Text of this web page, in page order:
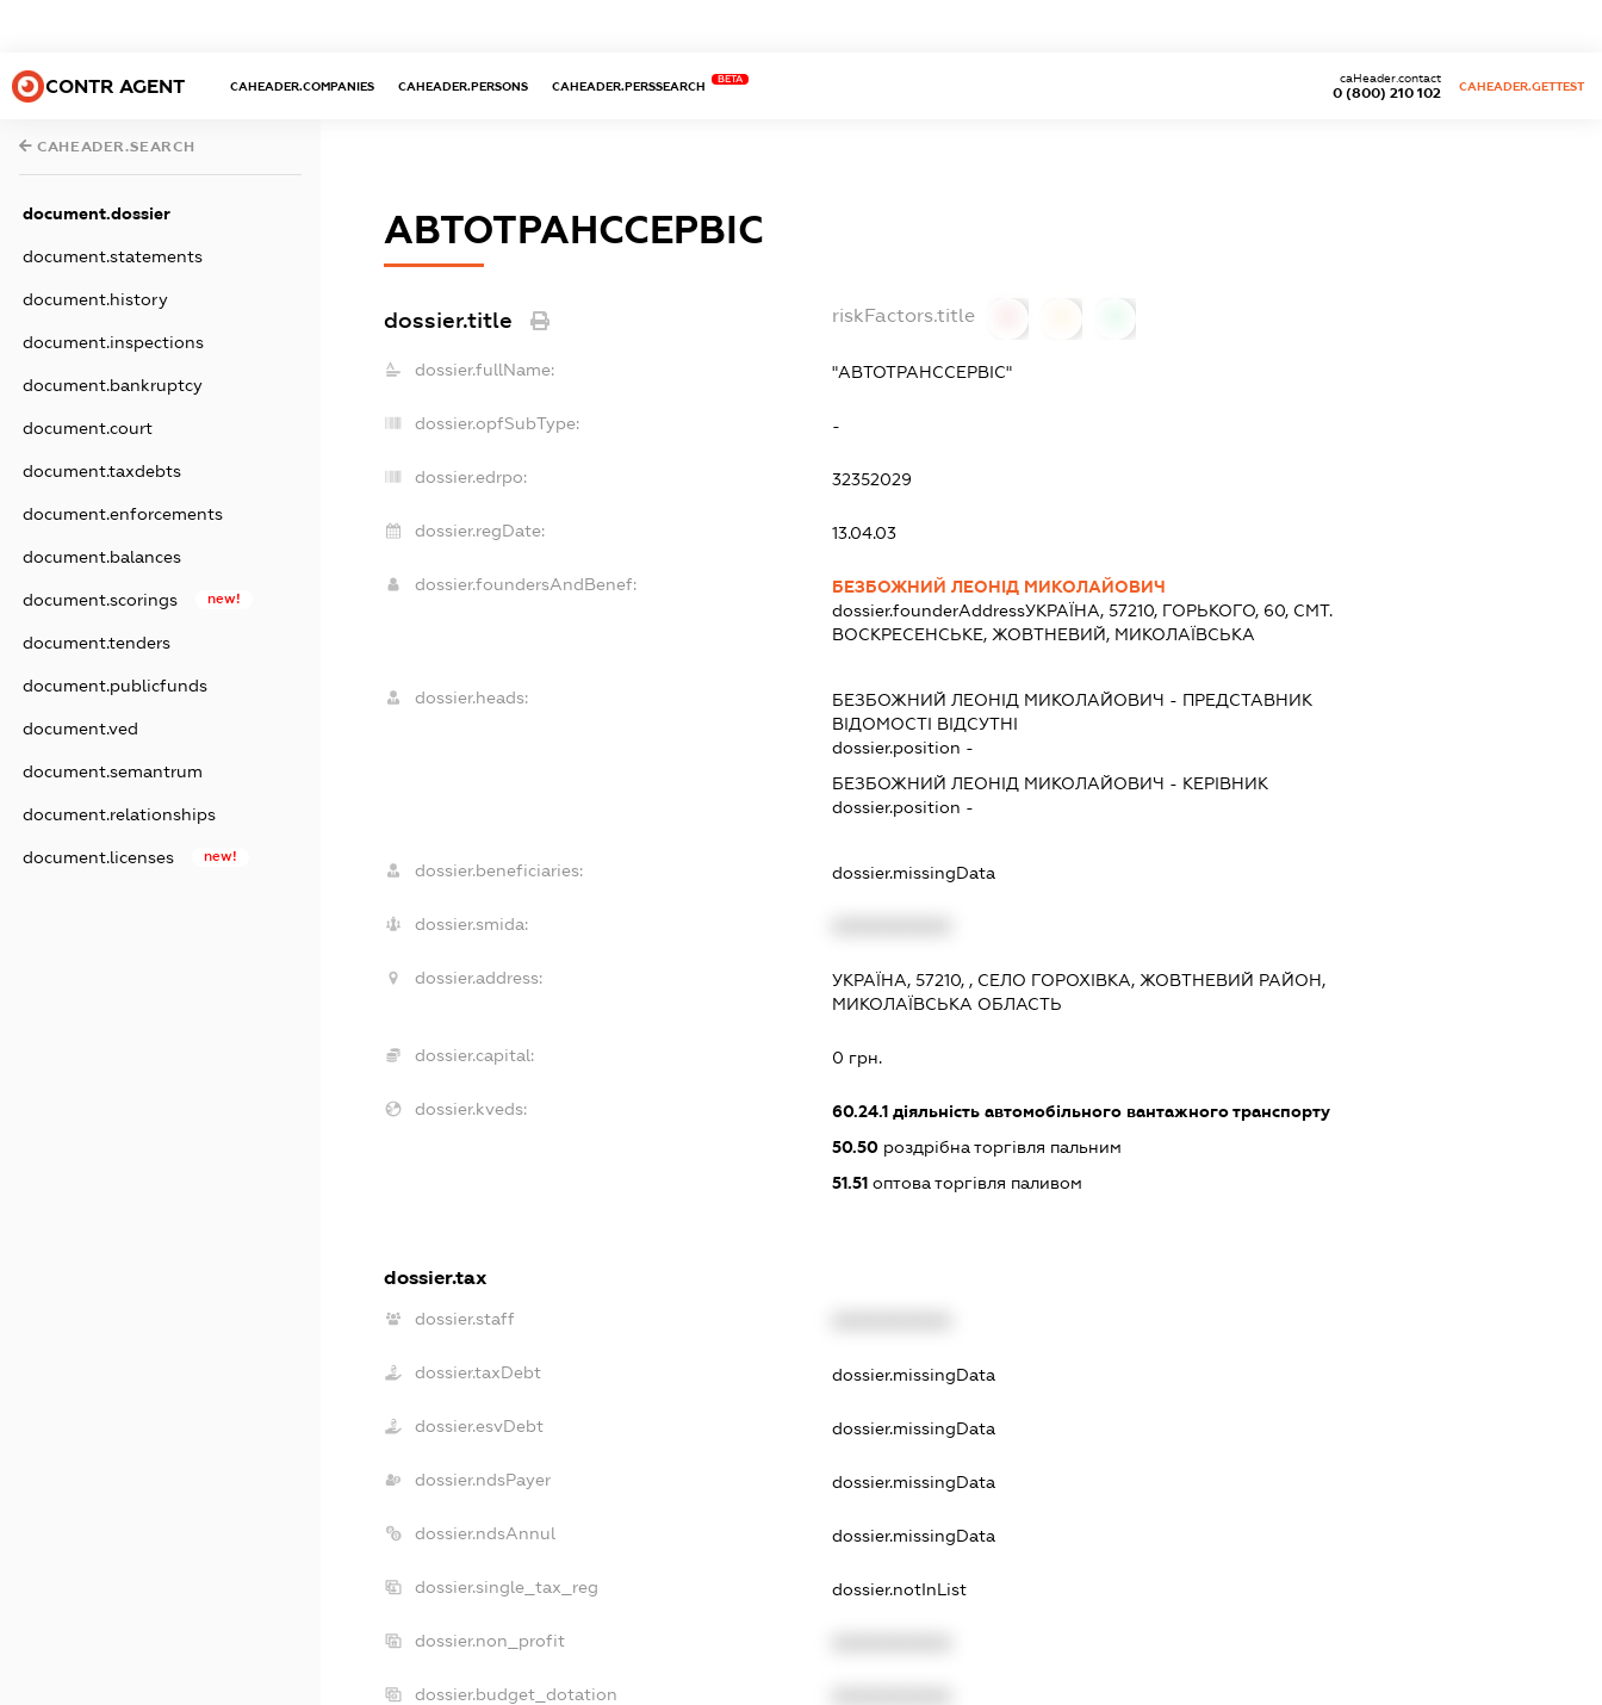
CONTR AGENT CAHEADER.COMPANIES CAHEADER.PERSONS CAHEADER.PERSSEARCH
BETA
0 (800) 210 102
caHeader.contact
CAHEADER.GETTEST
CAHEADER.SEARCH
document.dossier
document.statements
document.history
document.inspections
document.bankruptcy
document.court
document.taxdebts
document.enforcements
document.balances
document.scorings new!
document.tenders
document.publicfunds
document.ved
document.semantrum
document.relationships
document.licenses new!
АВТОТРАНССЕРВІС
dossier.title riskFactors.title
dossier.fullName: "АВТОТРАНССЕРВІС"
dossier.opfSubType: -
dossier.edrpo: 32352029
dossier.regDate: 13.04.03
dossier.foundersAndBenef:
БЕЗБОЖНИЙ ЛЕОНІД МИКОЛАЙОВИЧ
dossier.founderAddressУКРАЇНА, 57210, ГОРЬКОГО, 60, СМТ.
ВОСКРЕСЕНСЬКЕ, ЖОВТНЕВИЙ, МИКОЛАЇВСЬКА
dossier.heads: БЕЗБОЖНИЙ ЛЕОНІД МИКОЛАЙОВИЧ - ПРЕДСТАВНИК
ВІДОМОСТІ ВІДСУТНІ
dossier.position -
БЕЗБОЖНИЙ ЛЕОНІД МИКОЛАЙОВИЧ - КЕРІВНИК
dossier.position -
dossier.beneficiaries: dossier.missingData
dossier.smida:
dossier.address:
УКРАЇНА, 57210, , СЕЛО ГОРОХІВКА, ЖОВТНЕВИЙ РАЙОН,
МИКОЛАЇВСЬКА ОБЛАСТЬ
dossier.capital: 0 грн.
dossier.kveds: 60.24.1діяльність автомобільного вантажного транспорту
50.50роздрібна торгівля пальним
51.51оптова торгівля паливом
dossier.tax
dossier.staff
dossier.taxDebt dossier.missingData
dossier.esvDebt dossier.missingData
dossier.ndsPayer dossier.missingData
dossier.ndsAnnul dossier.missingData
dossier.single_tax_reg dossier.notInList
dossier.non_profit
dossier.budget_dotation